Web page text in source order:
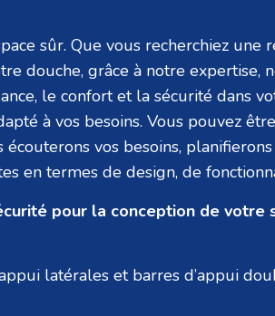
sûr. Que vous recherchiez une
douche, grâce à notre expertise,
le confort et la sécurité dans
à vos besoins. Vous pouvez
vos besoins,
en termes de design, de
pour la conception de votre
latérales et barres d’appui